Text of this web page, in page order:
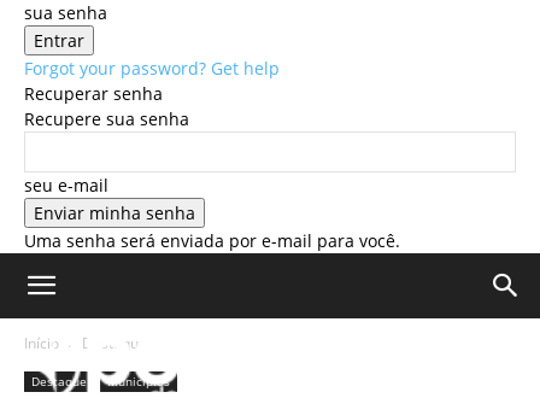
sua senha
Forgot your password? Get help
Recuperar senha
Recupere sua senha
seu e-mail
Uma senha será enviada por e-mail para você.
Início Destaque
Destaque Municípios